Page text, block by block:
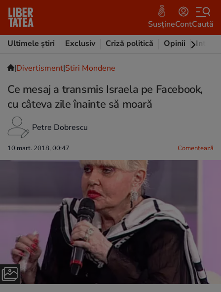
SusțineContCaută
Ultimele știri
Exclusiv Criză politică Opinii
|Divertisment|Stiri Mondene
Ce mesaj a transmis Israela pe Facebook,
cu câteva zile înainte să moară
Petre Dobrescu
10 mart. 2018, 00:47 Comentează